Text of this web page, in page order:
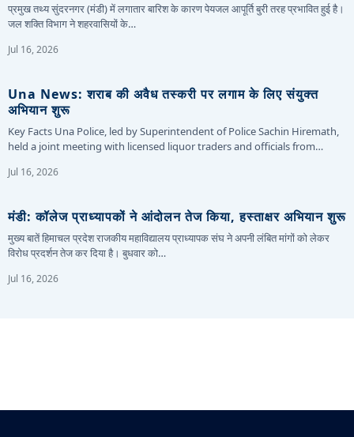
प्रमुख तथ्य सुंदरनगर (मंडी) में लगातार बारिश के कारण पेयजल आपूर्ति बुरी तरह प्रभावित हुई है।
जल शक्ति विभाग ने शहरवासियों के…
Jul 16, 2026
Una News: शराब की अवैध तस्करी पर लगाम के लिए संयुक्त
अभियान शुरू
Key Facts Una Police, led by Superintendent of Police Sachin Hiremath,
held a joint meeting with licensed liquor traders and officials from…
Jul 16, 2026
मंडी: कॉलेज प्राध्यापकों ने आंदोलन तेज किया, हस्ताक्षर अभियान शुरू
मुख्य बातें हिमाचल प्रदेश राजकीय महाविद्यालय प्राध्यापक संघ ने अपनी लंबित मांगों को लेकर
विरोध प्रदर्शन तेज कर दिया है। बुधवार को…
Jul 16, 2026